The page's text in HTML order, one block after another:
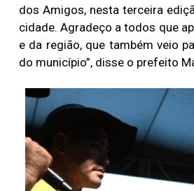
dos Amigos, nesta terceira
cidade. Agradeço a todos que
e da região, que também veio
do município”, disse o prefeito